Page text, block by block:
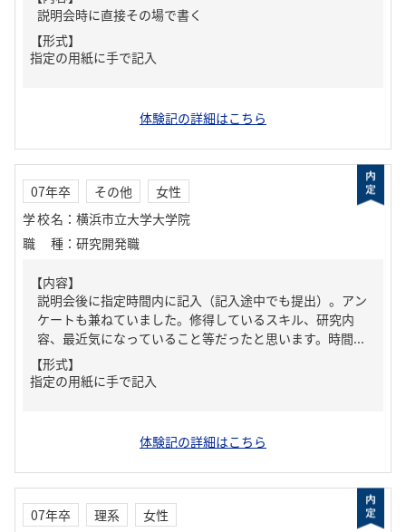
説明会時に直接その場で書く
【形式】
指定の用紙に手で記入
体験記の詳細はこちら
07年卒 その他
女性
学校名 ： 横浜市立大学大学院
職種 ： 研究開発職
【内容】
説明会後に指定時間内に記入（記入途中でも提出）。アン
ケートも兼ねていました。修得しているスキル、研究内
容、最近気になっていること等だったと思います。時間...
【形式】
指定の用紙に手で記入
体験記の詳細はこちら
07年卒 理系
女性